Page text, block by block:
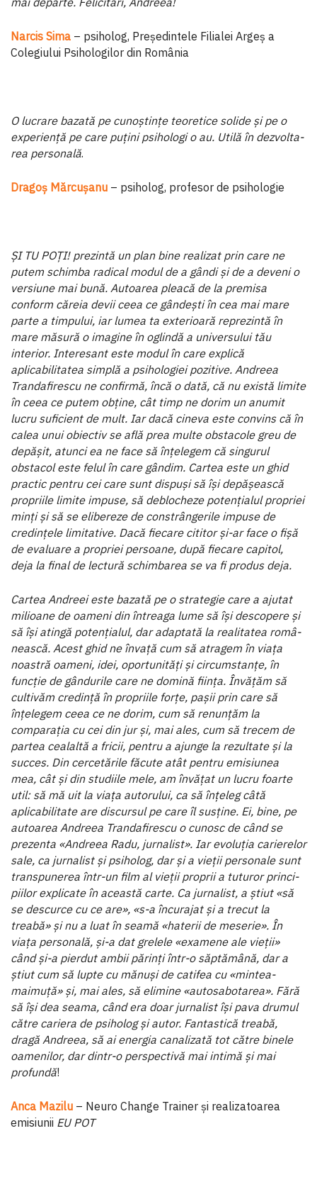
Narcis Sima – psiholog, Președintele Filialei Argeș a
Colegiului Psihologilor din România
O lucrare bazată pe cunoștințe teoretice solide și pe o
experiență pe care puțini psihologi o au. Utilă în dezvolta­
rea personală.
Dragoș Mărcușanu – psiholog, profesor de psihologie
ȘI TU POȚI! prezintă un plan bine realizat prin care ne
putem schimba radical modul de a gândi și de a deveni o
versiune mai bună. Autoarea pleacă de la premisa
conform căreia devii ceea ce gândești în cea mai mare
parte a tim­pului, iar lumea ta exterioară reprezintă în
mare măsură o imagine în oglindă a universului tău
interior. Interesant este modul în care explică
aplicabilitatea simplă a psihologiei pozitive. Andreea
Trandafirescu ne confirmă, încă o dată, că nu există limite
în ceea ce putem obține, cât timp ne dorim un anumit
lucru suficient de mult. Iar dacă cineva este con­vins că în
calea unui obiectiv se află prea multe obstacole greu de
depășit, atunci ea ne face să înțelegem că singurul
obstacol este felul în care gândim. Cartea este un ghid
prac­tic pentru cei care sunt dispuși să își depășească
propriile li­mite impuse, să deblocheze potențialul propriei
minți și să se elibereze de constrângerile impuse de
credințele limita­tive. Dacă fiecare cititor și-ar face o fișă
de evaluare a pro­priei persoane, după fiecare capitol,
deja la final de lectură schimbarea se va fi produs deja.
Cartea Andreei este bazată pe o strategie care a ajutat
milioane de oameni din întreaga lume să își descopere și
să își atingă potențialul, dar adaptată la realitatea româ­
nească. Acest ghid ne învață cum să atragem în viața
noas­tră oameni, idei, oportunități și circumstanțe, în
funcție de gândurile care ne domină ființa. Învățăm să
cultivăm cre­dință în propriile forțe, pașii prin care să
înțelegem ceea ce ne dorim, cum să renunțăm la
comparația cu cei din jur și, mai ales, cum să trecem de
partea cealaltă a fricii, pentru a ajunge la rezultate și la
succes. Din cercetările făcute atât pentru emisiunea
mea, cât și din studiile mele, am învățat un lucru foarte
util: să mă uit la viața autorului, ca să în­țeleg câtă
aplicabilitate are discursul pe care îl susține. Ei, bine, pe
autoarea Andreea Trandafirescu o cunosc de când se
prezenta «Andreea Radu, jurnalist». Iar evoluția cariere­lor
sale, ca jurnalist și psiholog, dar și a vieții personale sunt
transpunerea într-un film al vieții proprii a tuturor princi­
piilor explicate în această carte. Ca jurnalist, a știut «să
se descurce cu ce are», «s-a încurajat și a trecut la
treabă» și nu a luat în seamă «haterii de meserie». În
viața personală, și-a dat grelele «examene ale vieții»
când și-a pierdut ambii părinți într-o săptămână, dar a
știut cum să lupte cu mă­nuși de catifea cu «mintea-
maimuță» și, mai ales, să eli­mine «autosabotarea». Fără
să își dea seama, când era doar jurnalist își pava drumul
către cariera de psiholog și autor. Fantastică treabă,
dragă Andreea, să ai energia canalizată tot către binele
oamenilor, dar dintr-o perspectivă mai in­timă și mai
profundă!
Anca Mazilu – Neuro Change Trainer și realizatoarea
emisiunii EU POT